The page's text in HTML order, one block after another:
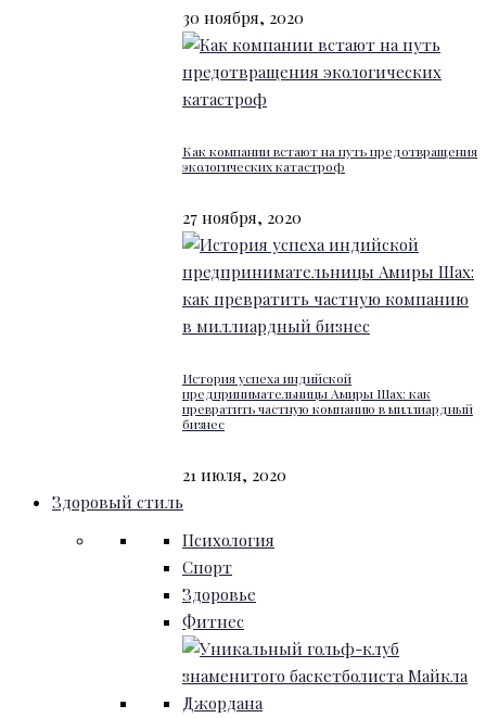
30 ноября, 2020
Как компании встают на путь предотвращения
экологических катастроф
27 ноября, 2020
История успеха индийской
предпринимательницы Амиры Шах: как
превратить частную компанию в миллиардный
бизнес
21 июля, 2020
Здоровый стиль
Психология
Спорт
Здоровье
Фитнес